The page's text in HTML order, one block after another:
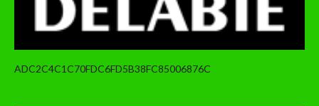
ADC2C4C1C70FDC6FD5B38FC85006876C